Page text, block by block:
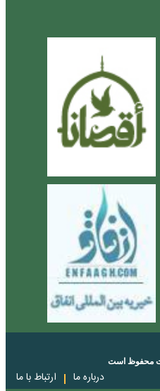
محفوظ است
درباره ما ارتباط با ما